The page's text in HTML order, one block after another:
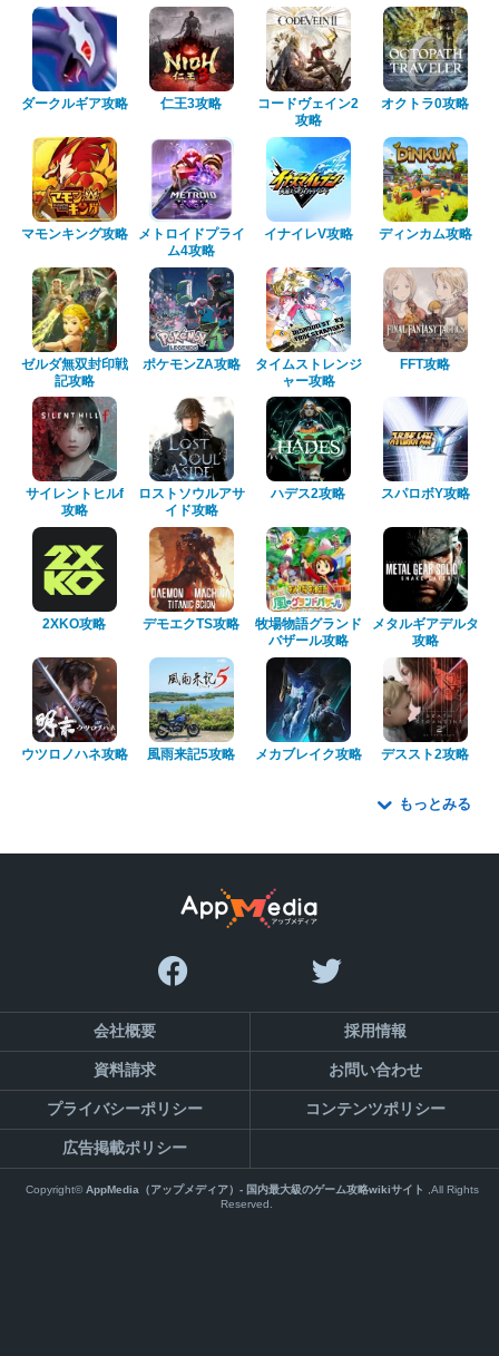
ダークルギア攻略 仁王3攻略
コードヴェイン2
攻略
オクトラ0攻略
マモンキング攻略
メトロイドプライ
ム4攻略
イナイレV攻略 ディンカム攻略
ゼルダ無双封印戦
記攻略
ポケモンZA攻略
タイムストレンジ
ャー攻略
FFT攻略
サイレントヒルf
攻略
ロストソウルアサ
イド攻略
ハデス2攻略 スパロボY攻略
2XKO攻略 デモエクTS攻略
牧場物語グランド
バザール攻略
メタルギアデルタ
攻略
ウツロノハネ攻略 風雨来記5攻略 メカブレイク攻略 デススト2攻略
もっとみる
会社概要 採用情報
資料請求 お問い合わせ
プライバシーポリシー コンテンツポリシー
広告掲載ポリシー
Copyright©AppMedia（アップメディア）- 国内最大級のゲーム攻略wikiサイト
,All Rights
Reserved.